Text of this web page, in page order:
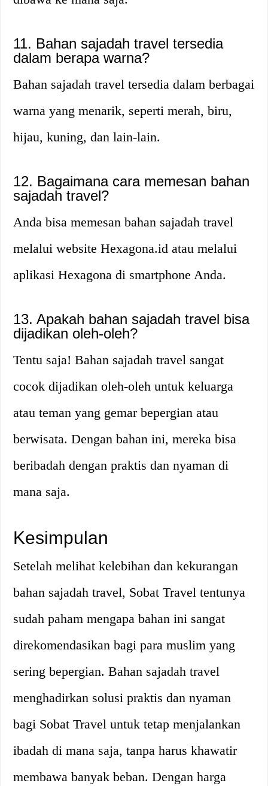
11. Bahan sajadah travel tersedia
dalam berapa warna?
Bahan sajadah travel tersedia dalam berbagai
warna yang menarik, seperti merah, biru,
hijau, kuning, dan lain-lain.
12. Bagaimana cara memesan bahan
sajadah travel?
Anda bisa memesan bahan sajadah travel
melalui website Hexagona.id atau melalui
aplikasi Hexagona di smartphone Anda.
13. Apakah bahan sajadah travel bisa
dijadikan oleh-oleh?
Tentu saja! Bahan sajadah travel sangat
cocok dijadikan oleh-oleh untuk keluarga
atau teman yang gemar bepergian atau
berwisata. Dengan bahan ini, mereka bisa
beribadah dengan praktis dan nyaman di
mana saja.
Kesimpulan
Setelah melihat kelebihan dan kekurangan
bahan sajadah travel, Sobat Travel tentunya
sudah paham mengapa bahan ini sangat
direkomendasikan bagi para muslim yang
sering bepergian. Bahan sajadah travel
menghadirkan solusi praktis dan nyaman
bagi Sobat Travel untuk tetap menjalankan
ibadah di mana saja, tanpa harus khawatir
membawa banyak beban. Dengan harga